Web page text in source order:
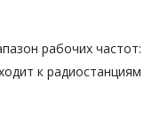
рабочих частот:
к радиостанциям